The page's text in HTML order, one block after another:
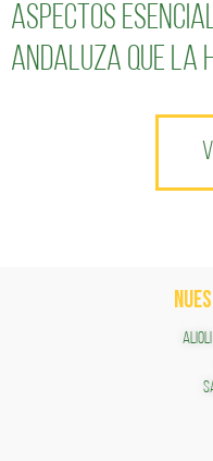
Aspectos
andaluza que la